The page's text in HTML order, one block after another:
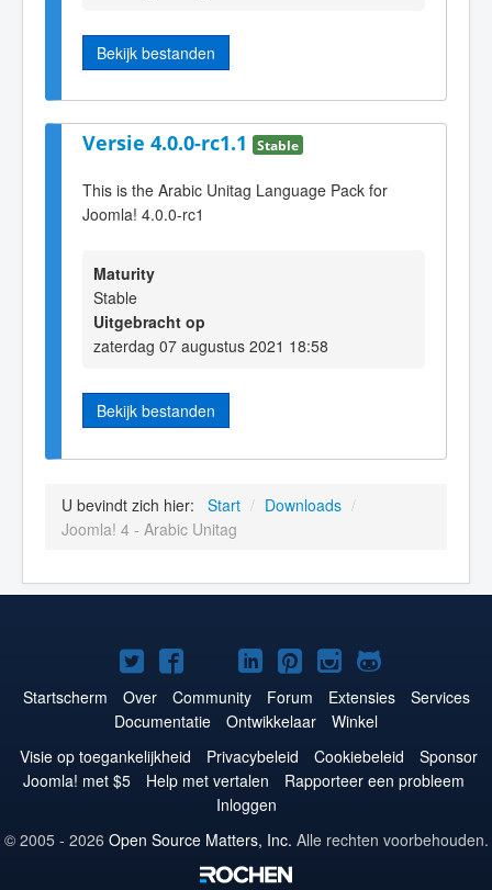
Bekijk bestanden
Versie 4.0.0-rc1.1 Stable
This is the Arabic Unitag Language Pack for
Joomla! 4.0.0-rc1
Maturity
Stable
Uitgebracht op
zaterdag 07 augustus 2021 18:58
Bekijk bestanden
U bevindt zich hier: Start / Downloads /
Joomla! 4 - Arabic Unitag
Joomla!
op
Twitter
Joomla!
op
Facebook
Joomla!
op
YouTube
Joomla!
op
LinkedIn
Joomla!
op
Pinterest
Joomla!
op
Instagram
Joomla!
op
GitHub
Startscherm Over Community Forum Extensies
Services
Documentatie
Ontwikkelaar
Winkel
Visie op toegankelijkheid
Privacybeleid Cookiebeleid
Sponsor
Joomla! met $5
Help met vertalen
Rapporteer een probleem
Inloggen
© 2005 - 2026 Open Source Matters, Inc. Alle rechten voorbehouden.